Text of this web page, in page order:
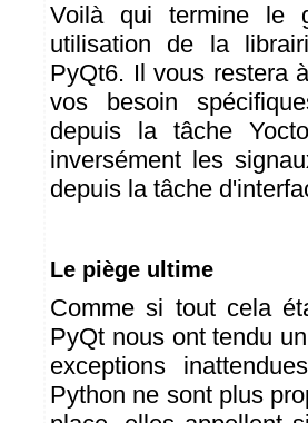
Voilà qui termine le
utilisation de la
PyQt6. Il vous restera
vos besoin
depuis la tâche
inversément les
depuis la tâche
Le piège ultime
Comme si tout cela
PyQt nous ont tendu
exceptions
Python ne sont plus